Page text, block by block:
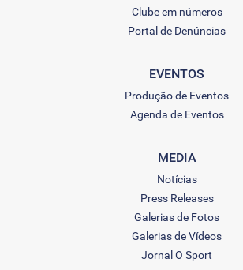
Clube em números
Portal de Denúncias
EVENTOS
Produção de Eventos
Agenda de Eventos
MEDIA
Notícias
Press Releases
Galerias de Fotos
Galerias de Vídeos
Jornal O Sport